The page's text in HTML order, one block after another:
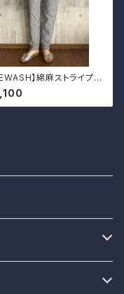
】綿麻ストライプタ
ンツ